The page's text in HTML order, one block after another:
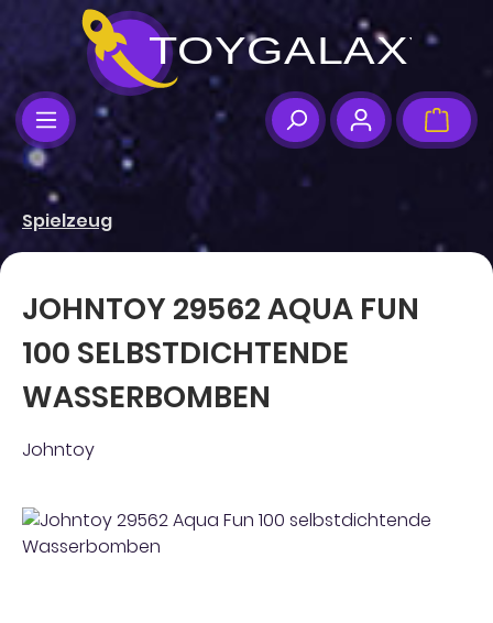
Zum Hauptinhalt springen
Spielzeug
JOHNTOY 29562 AQUA FUN
100 SELBSTDICHTENDE
WASSERBOMBEN
Johntoy
Bildergalerie überspringen